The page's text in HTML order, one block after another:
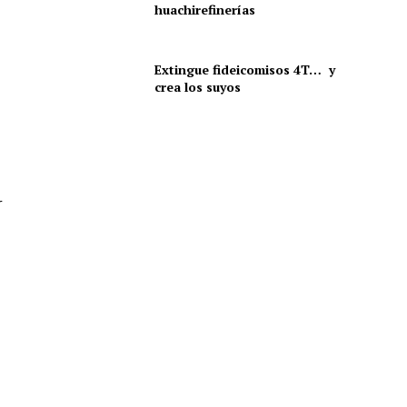
huachirefinerías
Extingue fideicomisos 4T… y
crea los suyos